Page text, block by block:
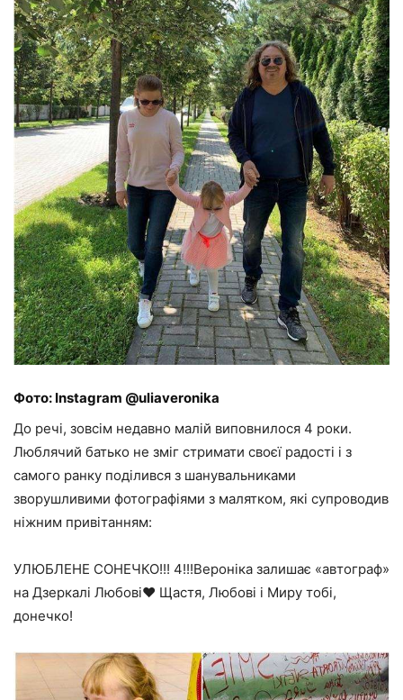
Фото: Instagram @uliaveronika
До речі, зовсім недавно малій виповнилося 4 роки.
Люблячий батько не зміг стримати своєї радості і з
самого ранку поділився з шанувальниками
зворушливими фотографіями з малятком, які супроводив
ніжним привітанням:
УЛЮБЛЕНЕ СОНЕЧКО!!! 4!!!Вероніка залишає «автограф»
на Дзеркалі Любові❤️ Щастя, Любові і Миру тобі,
донечко!